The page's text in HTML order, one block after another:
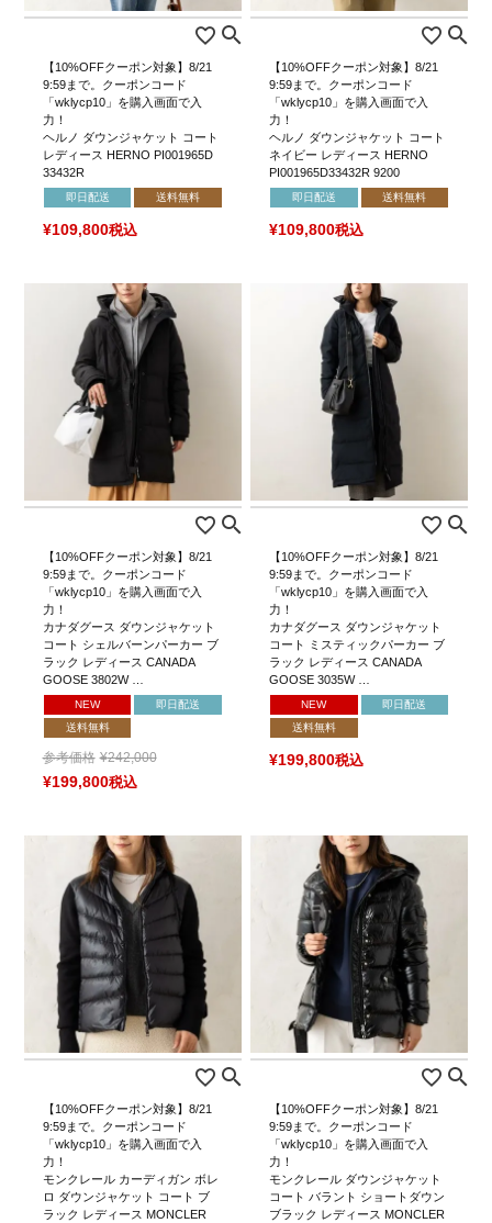
【10%OFFクーポン対象】8/21
9:59まで。クーポンコード
「wklycp10」を購入画面で入
力！
ヘルノ ダウンジャケット コート
レディース HERNO PI001965D
33432R
即日配送 送料無料
¥109,800税込
【10%OFFクーポン対象】8/21
9:59まで。クーポンコード
「wklycp10」を購入画面で入
力！
ヘルノ ダウンジャケット コート
ネイビー レディース HERNO
PI001965D33432R 9200
即日配送 送料無料
¥109,800税込
【10%OFFクーポン対象】8/21
9:59まで。クーポンコード
「wklycp10」を購入画面で入
力！
カナダグース ダウンジャケット
コート シェルバーンパーカー ブ
ラック レディース CANADA
GOOSE 3802W …
NEW
即日配送
送料無料
参考価格 ¥242,000
¥199,800税込
【10%OFFクーポン対象】8/21
9:59まで。クーポンコード
「wklycp10」を購入画面で入
力！
カナダグース ダウンジャケット
コート ミスティックパーカー ブ
ラック レディース CANADA
GOOSE 3035W …
NEW
即日配送
送料無料
¥199,800税込
【10%OFFクーポン対象】8/21
9:59まで。クーポンコード
「wklycp10」を購入画面で入
力！
モンクレール カーディガン ボレ
ロ ダウンジャケット コート ブ
ラック レディース MONCLER
【10%OFFクーポン対象】8/21
9:59まで。クーポンコード
「wklycp10」を購入画面で入
力！
モンクレール ダウンジャケット
コート バラント ショートダウン
ブラック レディース MONCLER